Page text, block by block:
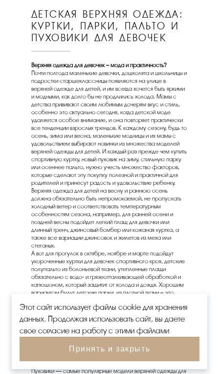
ДЕТСКАЯ ВЕРХНЯЯ ОДЕЖДА:
КУРТКИ, ПАРКИ, ПАЛЬТО И
ПУХОВИКИ ДЛЯ ДЕВОЧЕК
Верхняя одежда для девочек– мода и практичность?
Почти полгода маленькие девочки, дошколята и школьницы и
подростки старшеклассницы появляются на улице в
верхней одежде для детей, и им всегда хочется быть яркими
и модными, как долго бы не продлились холода. Мамы с
детства прививают своим любимым дочерям вкус и стиль,
особенно это актуально сегодня, когда детской моде
удаляется особое внимание, и она повторяет практически
все тенденции взрослых трендов. К каждому сезону, будь то
осень, зима или весна, маленькие модницы и их мамы с
удовольствием выбирают новинки из множества моделей
верхней одежды для детей. И каждый раз прежде чем купить
спортивную куртку, новый пуховик на зиму, стильную парку
или осеннее пальто, нужно учесть множество факторов,
которые сделают эту покупку полезной и практичной для
родителей и принесут радость и удовольствие ребенку.
Верхняя одежда для детей на весну и раннюю осень
должна обязательно быть непромокаемой, не пропускать
холодный ветер и соответствовать температурным
особенностям сезона, например, для ранней осени и
поздней весны подойдет легкий плащ для девочки или
длинный тренч, джинсовый бомбер или кожаная куртка, а
также все вариации джинсовок и жилетов из меха или
стеганых.
А вот для прогулок в октябре, ноябре и марте подойдут
укороченные куртки для девочек спортивного кроя, детские
полупальто из болоньевой ткани, утепленные плащи
обязательно с водо- и грязеотталкивающей обработкой и
капюшоном, который защитит от холода и дождя. Хорошим
вариантом будут детские парки, из плотной ткани – это
девочек.
Зимние модели верхней одежды для детей, девочек в
Саратове
Зимние модели детской верхней одежды для девочек
свой обширный список все виды и вариации моделей, от
длинных остромодных пуховиков для девочек-подростков:
Пуховики — самые популярные модели верхней одежды для
Этот сайт использует файлы cookie для хранения
данных. Продолжая использовать сайт, вы даете
свое согласие на работу с этими файлами
Принять и закрыть